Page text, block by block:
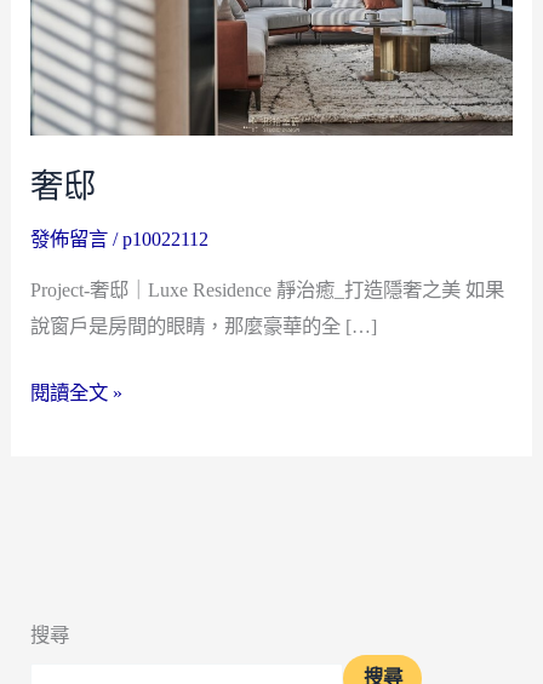
奢邸
發佈留言 /p10022112
Project-奢邸｜Luxe Residence 靜治癒_打造隱奢之美 如果
說窗戶是房間的眼睛，那麼豪華的全 […]
閱讀全文 »
搜尋
搜尋